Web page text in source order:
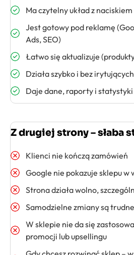
Ma czytelny układ z
Jest gotowy pod reklamę
Ads, SEO)
Łatwo się aktualizuje
Działa szybko i bez
Daje dane, raporty i
Z drugiej strony – słaba
Klienci nie kończą zamówień
Google nie pokazuje sklepu w
Strona działa wolno,
Samodzielne zmiany są
W sklepie nie da się
promocji lub upsellingu